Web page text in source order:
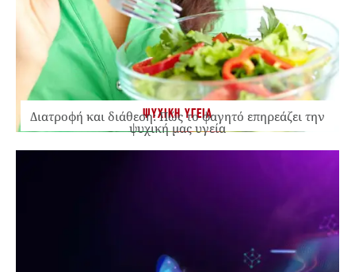
ΨΥΧΙΚΗ ΥΓΕΙΑ
Διατροφή και διάθεση: Πώς το φαγητό επηρεάζει την
ψυχική μας υγεία